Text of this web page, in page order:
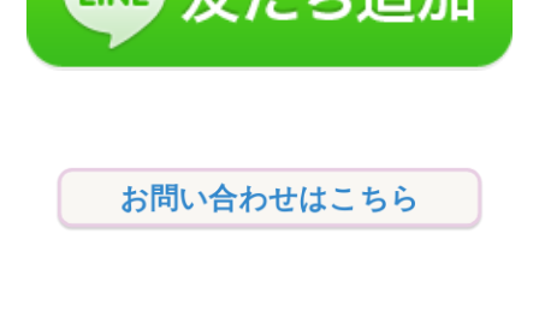
お問い合わせはこちら